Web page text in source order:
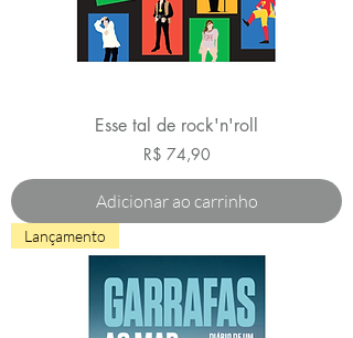
Esse tal de rock'n'roll
Preço
R$ 74,90
Adicionar ao carrinho
Lançamento